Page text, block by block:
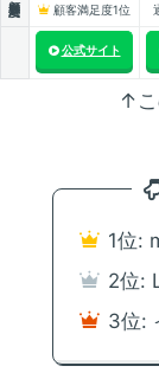
顧客満足度1位
公式サイト
↑こ
1位:
2位:
3位: